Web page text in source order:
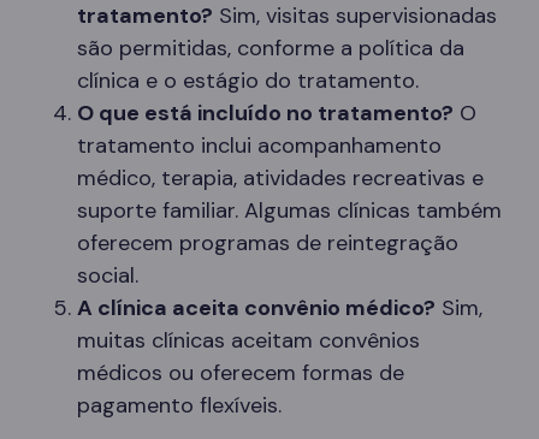
tratamento? Sim, visitas supervisionadas
são permitidas, conforme a política da
clínica e o estágio do tratamento.
O que está incluído no tratamento? O
tratamento inclui acompanhamento
médico, terapia, atividades recreativas e
suporte familiar. Algumas clínicas também
oferecem programas de reintegração
social.
A clínica aceita convênio médico? Sim,
muitas clínicas aceitam convênios
médicos ou oferecem formas de
pagamento flexíveis.